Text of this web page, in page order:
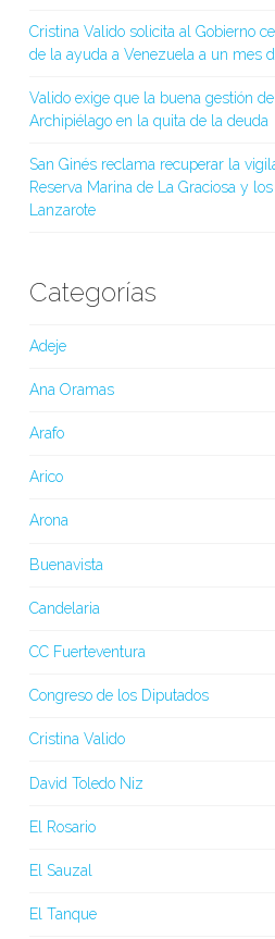
Cristina Valido solicita al Gobierno
de la ayuda a Venezuela a un mes
Valido exige que la buena gestión
Archipiélago en la quita de la deuda
San Ginés reclama recuperar la
Reserva Marina de La Graciosa y
Lanzarote
Categorías
Adeje
Ana Oramas
Arafo
Arico
Arona
Buenavista
Candelaria
CC Fuerteventura
Congreso de los Diputados
Cristina Valido
David Toledo Niz
El Rosario
El Sauzal
El Tanque